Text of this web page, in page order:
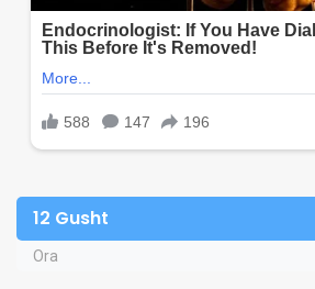
12 Gusht
Ora